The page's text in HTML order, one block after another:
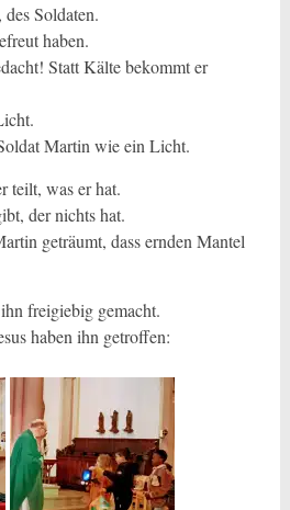
Soldaten.
haben.
Statt Kälte bekommt er
Martin wie ein Licht.
teilt, was er hat.
der nichts hat.
geträumt, dass ernden Mantel
freigiebig gemacht.
haben ihn getroffen: